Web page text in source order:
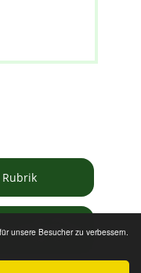
unsere Besucher zu verbessern.